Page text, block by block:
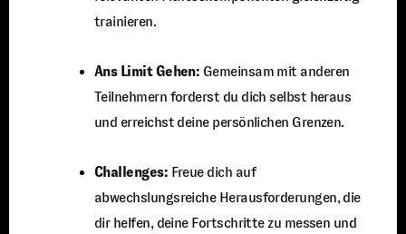
trainieren.
Ans Limit Gehen: Gemeinsam mit anderen
Teilnehmern forderst du dich selbst heraus
und erreichst deine persönlichen Grenzen.
Challenges: Freue dich auf
abwechslungsreiche Herausforderungen, die
dir helfen, deine Fortschritte zu messen und